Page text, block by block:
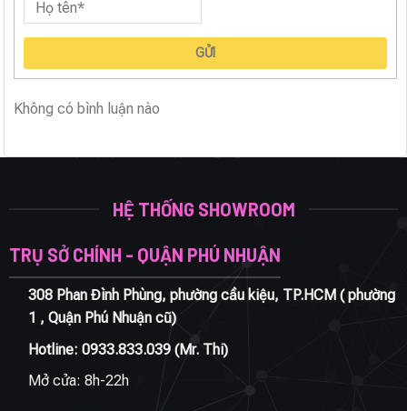
GỬI
Không có bình luận nào
HỆ THỐNG SHOWROOM
TRỤ SỞ CHÍNH - QUẬN PHÚ NHUẬN
308 Phan Đình Phùng, phường cầu kiệu, TP.HCM ( phường
1 , Quận Phú Nhuận cũ)
Hotline: 0933.833.039(Mr. Thi)
Mở cửa: 8h-22h